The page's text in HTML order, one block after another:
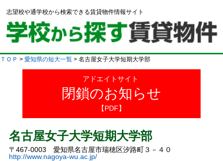
志望校や通学校から検索できる賃貸物件情報サイト
ＴＯＰ > 愛知県の短大一覧 > 名古屋女子大学短期大学部
アドエイトサイト
閉鎖のお知らせ
【PDF】
名古屋女子大学短期大学部
〒467-0003 愛知県名古屋市瑞穂区汐路町３－４０
http://www.nagoya-wu.ac.jp/